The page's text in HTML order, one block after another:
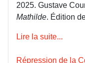
2025. Gustave
Mathilde. Édition
Lire la suite...
Répression de la